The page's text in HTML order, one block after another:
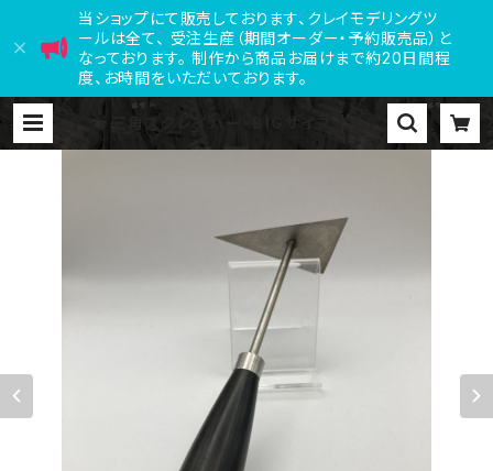
当ショップにて販売しております、クレイモデリングツ
ールは全て、 受注生産（期間オーダー・予約販売品）と
なっております。 制作から商品お届けまで約20日間程
度、お時間をいただいております。
三角スクレイパー・BIGサイズ | Fre